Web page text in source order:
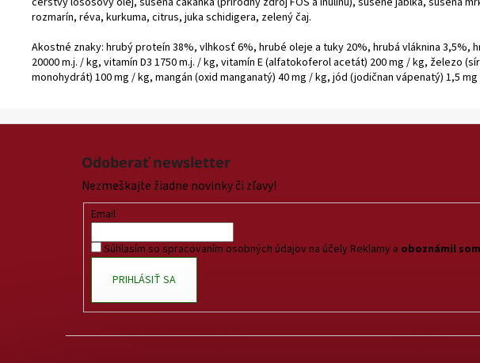
rozmarín, réva, kurkuma, citrus, juka schidigera, zelený čaj.
Akostné znaky: hrubý proteín 38%, vlhkosť 6%, hrubé oleje a tuky 20%, hrubá vláknina
20000 m.j. / kg, vitamín D3 1750 m.j. / kg, vitamín E (alfatokoferol acetát) 200 mg / kg,
monohydrát) 100 mg / kg, mangán (oxid manganatý) 40 mg / kg, jód (jodičnan vápenatý) 1,5
Odoberať newsletter
Nezmeškajte žiadne novinky či zľavy!
Email
Súhlasím so spracovaním osobných údajov na účely Reklamy a oboznámil
PRIHLÁSIŤ SA